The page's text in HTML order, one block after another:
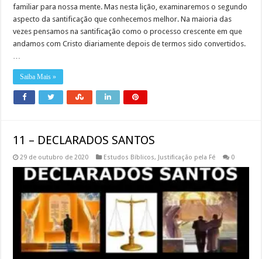
familiar para nossa mente. Mas nesta lição, examinaremos o segundo
aspecto da santificação que conhecemos melhor. Na maioria das
vezes pensamos na santificação como o processo crescente em que
andamos com Cristo diariamente depois de termos sido convertidos.
…
Saiba Mais »
11 – DECLARADOS SANTOS
29 de outubro de 2020 Estudos Bíblicos, Justificação pela Fé 0